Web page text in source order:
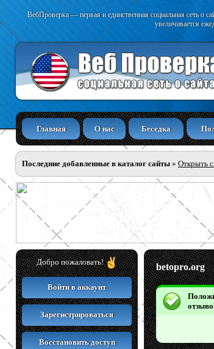
ВебПроверка — первая и единственная социальная сеть о
увеличивается
Главная О нас Беседка
Последние добавленные в каталог сайты » Открыть
Добро пожаловать!
Войти в аккаунт
Зарегистрироваться
Восстановить доступ
betopro.org